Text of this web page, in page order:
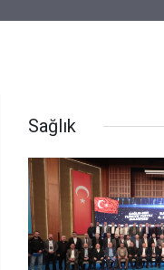
Sağlık